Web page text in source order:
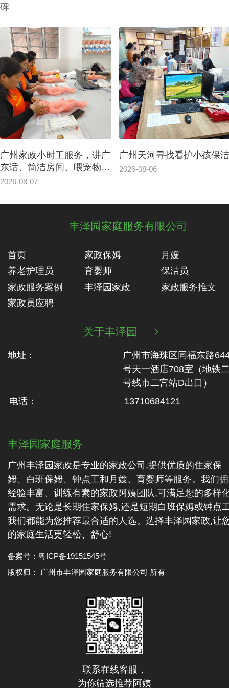
碑
广州家政小时工服务，讲广
东话、简洁房间、喂宠物吃
东西
2026-08-07
广州天河寻找看护小孩保洁
2026-08-06
丰泽园家庭服务有限公司
首页 家政保姆
月嫂
养老护理员
育婴师
保洁员
家政服务案例
丰泽园家政
家政服务推文
家政员应聘
关于丰泽园 
地址：
广州市海珠区同福东路
号天一酒店708室（地铁‬
号线市二‬宫站D出口）
电话：
13710684121
丰泽园家庭服务
广州丰泽园家政是专业的家政公司,提供优质的住家保
姆、白班保姆、钟点工和月嫂、育婴师等服务。我们
经验丰富、训练有素的家政阿姨团队,可满足您的多样
需求。无论是长期住家保姆,还是短期白班保姆或钟点
我们都能为您推荐最合适的人选。选择丰泽园家政,让
的家庭生活更轻松、舒心!
备案号： 粤ICP备19151545号
版权归： 广州市丰泽园家庭服务有限公司 所有
联系在线客服，
为你筛选推荐阿姨